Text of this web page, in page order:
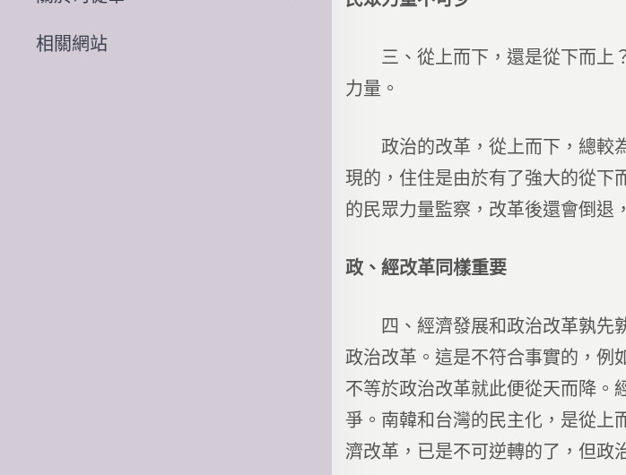
相關網站
三、從上而下，還是從下而上？
力量。
政治的改革，從上而下，總較為
現的，住住是由於有了強大的從下
的民眾力量監察，改革後還會倒退
政、經改革同樣重要
四、經濟發展和政治改革孰先孰
政治改革。這是不符合事實的，例
不等於政治改革就此便從天而降。
爭。南韓和台灣的民主化，是從上
濟改革，已是不可逆轉的了，但政